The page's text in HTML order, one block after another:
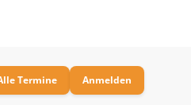
Termine Anmelden